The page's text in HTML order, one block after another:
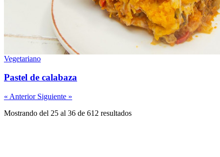
Vegetariano
Pastel de calabaza
« Anterior Siguiente »
Mostrando del 25 al 36 de 612 resultados